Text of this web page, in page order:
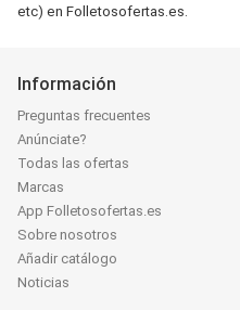
etc) en Folletosofertas.es.
Información
Preguntas frecuentes
Anúnciate?
Todas las ofertas
Marcas
App Folletosofertas.es
Sobre nosotros
Añadir catálogo
Noticias